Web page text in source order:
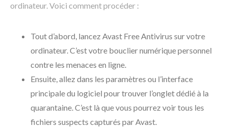
ordinateur. Voici comment procéder :
Tout d’abord, lancez Avast Free Antivirus sur votre
ordinateur. C’est votre bouclier numérique personnel
contre les menaces en ligne.
Ensuite, allez dans les paramètres ou l’interface
principale du logiciel pour trouver l’onglet dédié à la
quarantaine. C’est là que vous pourrez voir tous les
fichiers suspects capturés par Avast.